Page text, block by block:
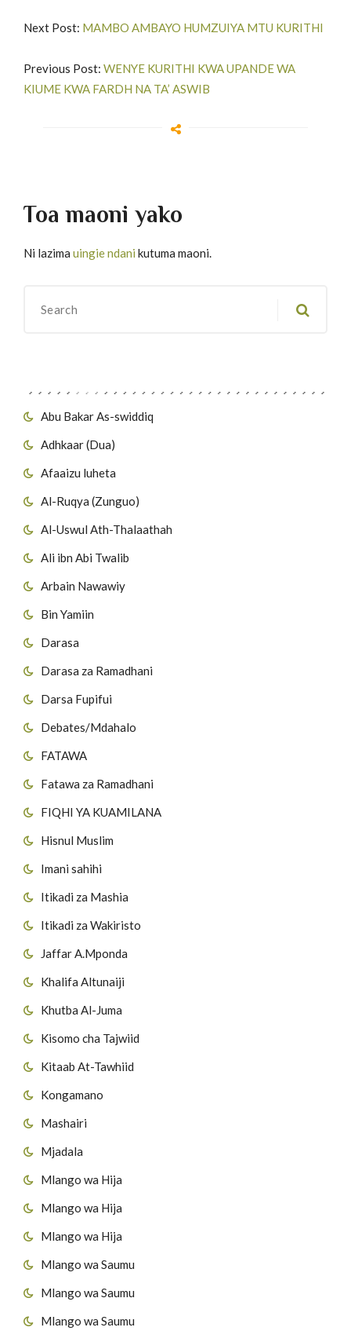
Abu Bakar As-swiddiq
Adhkaar (Dua)
Afaaizu luheta
Al-Ruqya (Zunguo)
Al-Uswul Ath-Thalaathah
Ali ibn Abi Twalib
Arbain Nawawiy
Bin Yamiin
Darasa
Darasa za Ramadhani
Darsa Fupifui
Debates/Mdahalo
FATAWA
Fatawa za Ramadhani
FIQHI YA KUAMILANA
Hisnul Muslim
Imani sahihi
Itikadi za Mashia
Itikadi za Wakiristo
Jaffar A.Mponda
Khalifa Altunaiji
Khutba Al-Juma
Kisomo cha Tajwiid
Kitaab At-Tawhiid
Kongamano
Mashairi
Mjadala
Mlango wa Hija
Mlango wa Hija
Mlango wa Hija
Mlango wa Saumu
Mlango wa Saumu
Mlango wa Saumu
Next Post: MAMBO AMBAYO HUMZUIYA MTU KURITHI
Previous Post: WENYE KURITHI KWA UPANDE WA
KIUME KWA FARDH NA TA’ ASWIB
Toa maoni yako
Ni lazima uingie ndani kutuma maoni.